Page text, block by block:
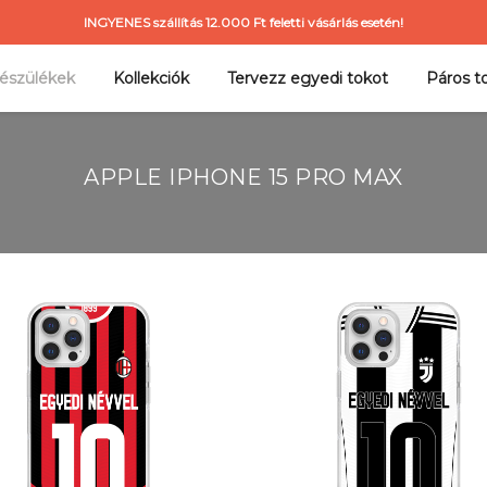
INGYENES szállítás 12.000 Ft feletti vásárlás esetén!
Kollekciók Tervezz egyedi tokot Páros
APPLE IPHONE 15 PRO MAX